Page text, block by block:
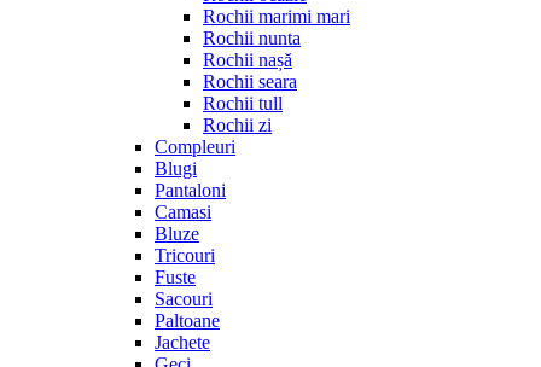
Rochii marimi mari
Rochii nunta
Rochii nașă
Rochii seara
Rochii tull
Rochii zi
Compleuri
Blugi
Pantaloni
Camasi
Bluze
Tricouri
Fuste
Sacouri
Paltoane
Jachete